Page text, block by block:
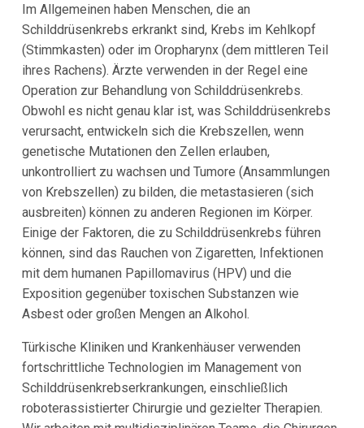
Im Allgemeinen haben Menschen, die an
Schilddrüsenkrebs erkrankt sind, Krebs im Kehlkopf
(Stimmkasten) oder im Oropharynx (dem mittleren Teil
ihres Rachens). Ärzte verwenden in der Regel eine
Operation zur Behandlung von Schilddrüsenkrebs.
Obwohl es nicht genau klar ist, was Schilddrüsenkrebs
verursacht, entwickeln sich die Krebszellen, wenn
genetische Mutationen den Zellen erlauben,
unkontrolliert zu wachsen und Tumore (Ansammlungen
von Krebszellen) zu bilden, die metastasieren (sich
ausbreiten) können zu anderen Regionen im Körper.
Einige der Faktoren, die zu Schilddrüsenkrebs führen
können, sind das Rauchen von Zigaretten, Infektionen
mit dem humanen Papillomavirus (HPV) und die
Exposition gegenüber toxischen Substanzen wie
Asbest oder großen Mengen an Alkohol.
Türkische Kliniken und Krankenhäuser verwenden
fortschrittliche Technologien im Management von
Schilddrüsenkrebserkrankungen, einschließlich
roboterassistierter Chirurgie und gezielter Therapien.